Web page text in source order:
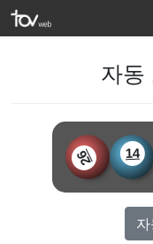
자동
26 14